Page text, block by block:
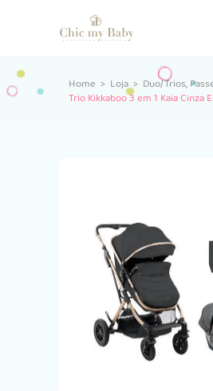
Home > Loja> Duo/Trios,
Trio Kikkaboo 3 em 1 Kaia Cinza